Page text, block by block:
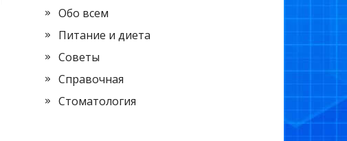
Обо всем
Питание и диета
Советы
Справочная
Стоматология